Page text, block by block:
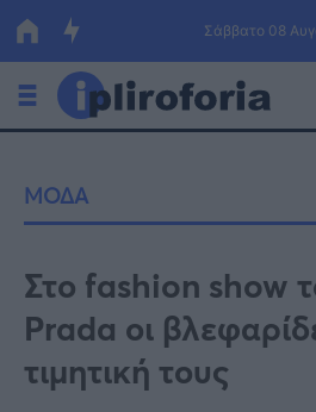
Σάββατο 08
Οικονομία
Πολιτική
Τράπεζες
Επιδοτήσεις
Κόσμος
ΜΟΔΑ
Στο fashion show
Prada οι
τιμητική τους